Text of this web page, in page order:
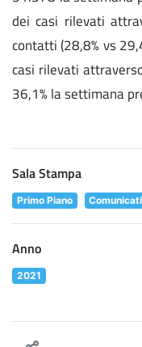
dei casi rilevati
contatti (28,8% vs
casi rilevati
36,1% la settimana
Sala Stampa
Primo Piano
Anno
2021